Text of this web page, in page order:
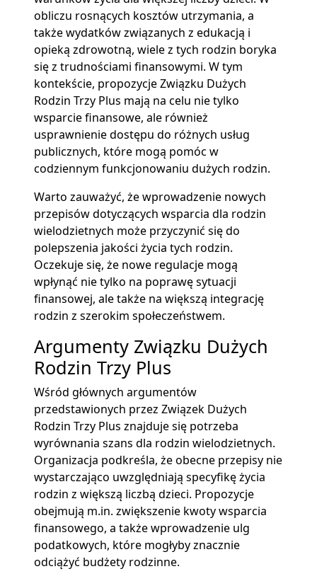
obliczu rosnących kosztów utrzymania, a
także wydatków związanych z edukacją i
opieką zdrowotną, wiele z tych rodzin boryka
się z trudnościami finansowymi. W tym
kontekście, propozycje Związku Dużych
Rodzin Trzy Plus mają na celu nie tylko
wsparcie finansowe, ale również
usprawnienie dostępu do różnych usług
publicznych, które mogą pomóc w
codziennym funkcjonowaniu dużych rodzin.
Warto zauważyć, że wprowadzenie nowych
przepisów dotyczących wsparcia dla rodzin
wielodzietnych może przyczynić się do
polepszenia jakości życia tych rodzin.
Oczekuje się, że nowe regulacje mogą
wpłynąć nie tylko na poprawę sytuacji
finansowej, ale także na większą integrację
rodzin z szerokim społeczeństwem.
Argumenty Związku Dużych
Rodzin Trzy Plus
Wśród głównych argumentów
przedstawionych przez Związek Dużych
Rodzin Trzy Plus znajduje się potrzeba
wyrównania szans dla rodzin wielodzietnych.
Organizacja podkreśla, że obecne przepisy nie
wystarczająco uwzględniają specyfikę życia
rodzin z większą liczbą dzieci. Propozycje
obejmują m.in. zwiększenie kwoty wsparcia
finansowego, a także wprowadzenie ulg
podatkowych, które mogłyby znacznie
odciążyć budżety rodzinne.